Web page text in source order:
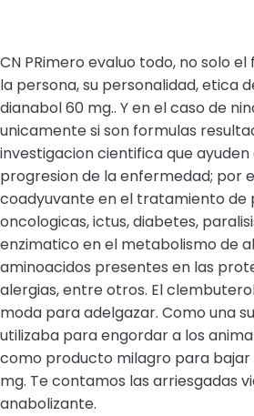
CN PRimero evaluo todo, no solo el
la persona, su personalidad, etica
dianabol 60 mg.. Y en el caso de
unicamente si son formulas
investigacion cientifica que
progresion de la enfermedad; por
coadyuvante en el tratamiento de
oncologicas, ictus, diabetes,
enzimatico en el metabolismo de
aminoacidos presentes en las
alergias, entre otros. El
moda para adelgazar. Como una
utilizaba para engordar a los
como producto milagro para bajar
mg. Te contamos las arriesgadas
anabolizante.